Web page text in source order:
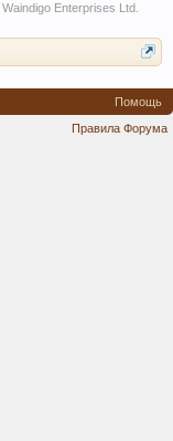
Waindigo Enterprises Ltd.
Помощь
Правила Форума